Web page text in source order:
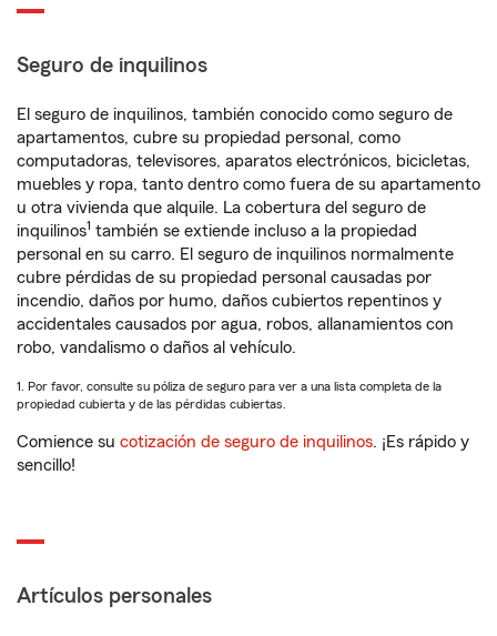
Seguro de inquilinos
El seguro de inquilinos, también conocido como seguro de
apartamentos, cubre su propiedad personal, como
computadoras, televisores, aparatos electrónicos, bicicletas,
muebles y ropa, tanto dentro como fuera de su apartamento
u otra vivienda que alquile. La cobertura del seguro de
inquilinos1 también se extiende incluso a la propiedad
personal en su carro. El seguro de inquilinos normalmente
cubre pérdidas de su propiedad personal causadas por
incendio, daños por humo, daños cubiertos repentinos y
accidentales causados por agua, robos, allanamientos con
robo, vandalismo o daños al vehículo.
1. Por favor, consulte su póliza de seguro para ver a una lista completa de la
propiedad cubierta y de las pérdidas cubiertas.
Comience su cotización de seguro de inquilinos. ¡Es rápido y
sencillo!
Artículos personales